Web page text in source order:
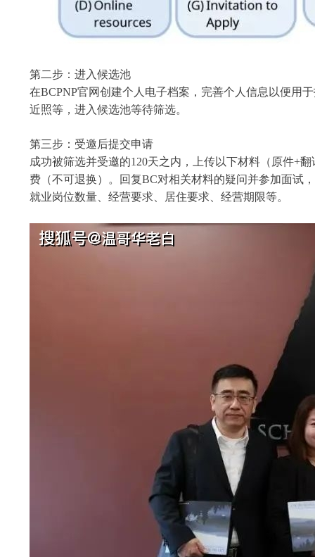
第二步：进入候选池
在BCPNP官网创建个人电子档案，完善个人信息以便用
近照等，进入候选池等待筛选。
第三步：受邀后提交申请
成功被筛选并受邀的120天之内，上传以下材料（原件+
费（不可退换）。回复BC对相关材料的疑问并参加面试
就业岗位数量、经营要求、居住要求、经营期限等。